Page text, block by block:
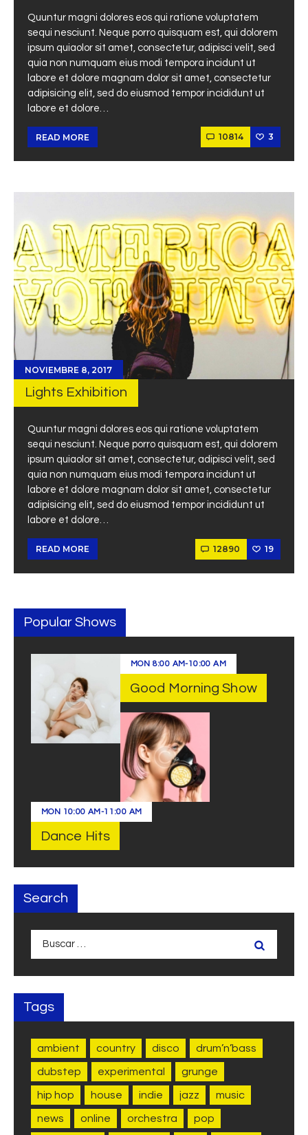
Quuntur magni dolores eos qui ratione voluptatem
sequi nesciunt. Neque porro quisquam est, qui dolorem
ipsum quiaolor sit amet, consectetur, adipisci velit, sed
quia non numquam eius modi tempora incidunt ut
labore et dolore magnam dolor sit amet, consectetur
adipisicing elit, sed do eiusmod tempor incididunt ut
labore et dolore…
READ MORE 10814 3
NOVIEMBRE 8, 2017
Lights Exhibition
Quuntur magni dolores eos qui ratione voluptatem
sequi nesciunt. Neque porro quisquam est, qui dolorem
ipsum quiaolor sit amet, consectetur, adipisci velit, sed
quia non numquam eius modi tempora incidunt ut
labore et dolore magnam dolor sit amet, consectetur
adipisicing elit, sed do eiusmod tempor incididunt ut
labore et dolore…
READ MORE 12890 19
Popular Shows
MON 8:00 AM-10:00 AM
Good Morning Show
MON 10:00 AM -11:00 AM
Dance Hits
Search
Tags
ambient country disco drum’n’bass
dubstep experimental grunge
hip hop house indie jazz music
news online orchestra pop